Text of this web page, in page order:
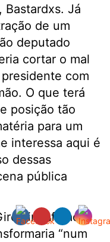
Bastardxs. Já
de um
deputado
cortar o mal
com
O que terá
posição tão
para um
interessa aqui é
dessas
pública
afirmou,
“num